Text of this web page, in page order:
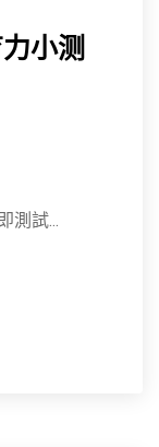
小测
測試...